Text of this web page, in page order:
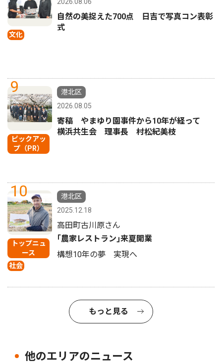
文化
自然の美捉えた700点 日吉で写真コン表彰
式
9
ピックアッ
プ（PR）
港北区
2026.08.05
寄稿 やまゆり園事件から10年が経って
横浜共生会 理事長 村松紀美枝
10
トップニュ
ース
社会
港北区
2025.12.18
高田町古川原さん
｢農家レストラン｣来夏開業
構想10年の夢 実現へ
もっと見る
他のエリアのニュース